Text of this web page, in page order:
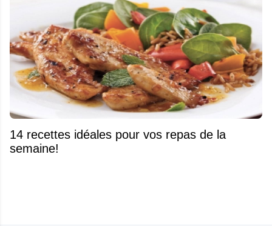
14 recettes idéales pour vos repas de la
semaine!